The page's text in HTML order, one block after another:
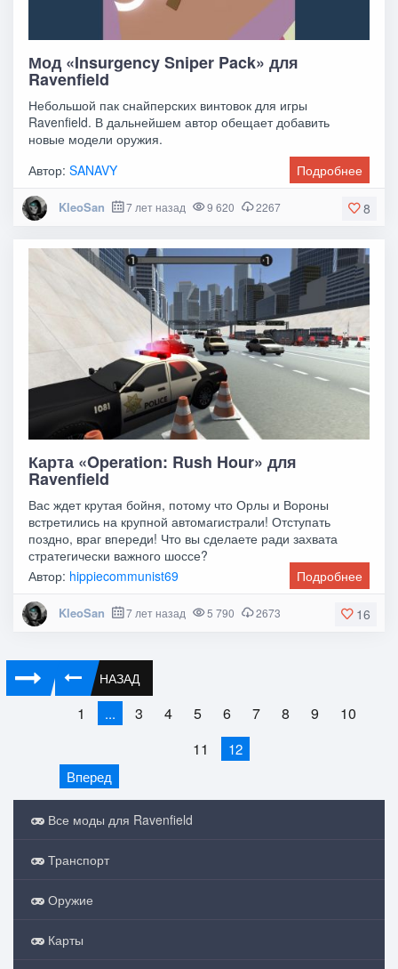
Мод «Insurgency Sniper Pack» для
Ravenfield
Небольшой пак снайперских винтовок для игры
Ravenfield. В дальнейшем автор обещает добавить
новые модели оружия.
Автор:SANAVY Подробнее
8
KleoSan 7 лет назад 9 620 2267
Карта «Operation: Rush Hour» для
Ravenfield
Вас ждет крутая бойня, потому что Орлы и Вороны
встретились на крупной автомагистрали! Отступать
поздно, враг впереди! Что вы сделаете ради захвата
стратегически важного шоссе?
Автор: hippiecommunist69 Подробнее
16
KleoSan 7 лет назад 5 790 2673
НАЗАД
1 ... 3 4 5 6 7 8 9
10
11
12
Вперед
Все моды для Ravenfield
Транспорт
Оружие
Карты